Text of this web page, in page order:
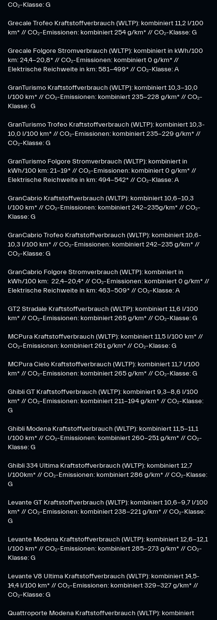
CO₂-Klasse: G
Grecale Trofeo Kraftstoffverbrauch (WLTP): kombiniert 11,2 l/100
km* // CO₂-Emissionen: kombiniert 254 g/km* // CO₂-Klasse: G
Grecale Folgore Stromverbrauch (WLTP): kombiniert in kWh/100
km: 24,4-20,8* // CO₂-Emissionen: kombiniert 0 g/km* //
Elektrische Reichweite in km: 581-499* // CO₂-Klasse: A
GranTurismo Kraftstoffverbrauch (WLTP): kombiniert 10,3-10,0
l/100 km* // CO₂-Emissionen: kombiniert 235-228 g/km* // CO₂-
Klasse: G
GranTurismo Trofeo Kraftstoffverbrauch (WLTP): kombiniert 10,3-
10,0 l/100 km* // CO₂-Emissionen: kombiniert 235-229 g/km* //
CO₂-Klasse: G
GranTurismo Folgore Stromverbrauch (WLTP): kombiniert in
kWh/100 km: 21-19* // CO₂-Emissionen: kombiniert 0 g/km* //
Elektrische Reichweite in km: 494-542* // CO₂-Klasse: A
GranCabrio Kraftstoffverbrauch (WLTP): kombiniert 10,6-10,3
l/100 km* // CO₂-Emissionen: kombiniert 242-235g/km* // CO₂-
Klasse: G
GranCabrio Trofeo Kraftstoffverbrauch (WLTP): kombiniert 10,6-
10,3 l/100 km* // CO₂-Emissionen: kombiniert 242-235 g/km* //
CO₂-Klasse: G
GranCabrio Folgore Stromverbrauch (WLTP): kombiniert in
kWh/100 km: 22,4-20,4* // CO₂-Emissionen: kombiniert 0 g/km* //
Elektrische Reichweite in km: 463-509* // CO₂-Klasse: A
GT2 Stradale Kraftstoffverbrauch (WLTP): kombiniert 11,6 l/100
km* // CO₂-Emissionen: kombiniert 265 g/km* // CO₂-Klasse: G
MCPura Kraftstoffverbrauch (WLTP): kombiniert 11,5 l/100 km* //
CO₂-Emissionen: kombiniert 261 g/km* // CO₂-Klasse: G
MCPura Cielo Kraftstoffverbrauch (WLTP): kombiniert 11,7 l/100
km* // CO₂-Emissionen: kombiniert 265 g/km* // CO₂-Klasse: G
Ghibli GT Kraftstoffverbrauch (WLTP): kombiniert 9,3-8,6 l/100
km* // CO₂-Emissionen: kombiniert 211-194 g/km* // CO₂-Klasse:
G
Ghibli Modena Kraftstoffverbrauch (WLTP): kombiniert 11,5-11,1
l/100 km* // CO₂-Emissionen: kombiniert 260-251 g/km*​ // CO₂-
Klasse: G​
Ghibli 334 Ultima Kraftstoffverbrauch (WLTP): kombiniert 12,7
l/100km* // CO₂-Emissionen: kombiniert 286 g/km* // CO₂-Klasse:
G
Levante GT Kraftstoffverbrauch (WLTP): kombiniert 10,6-9,7 l/100
km* // CO₂-Emissionen: kombiniert 238-221 g/km* ​// CO₂-Klasse:
G​
Levante Modena Kraftstoffverbrauch (WLTP): kombiniert 12,6-12,1
l/100 km* // CO₂-Emissionen: kombiniert 285-273 g/km*​ // CO₂-
Klasse: G
​Levante V8 Ultima Kraftstoffverbrauch (WLTP): kombiniert 14,5-
14,4 l/100 km* // CO₂-Emissionen: kombiniert 329-327 g/km* //
CO₂-Klasse: G
Quattroporte Modena Kraftstoffverbrauch (WLTP): kombiniert